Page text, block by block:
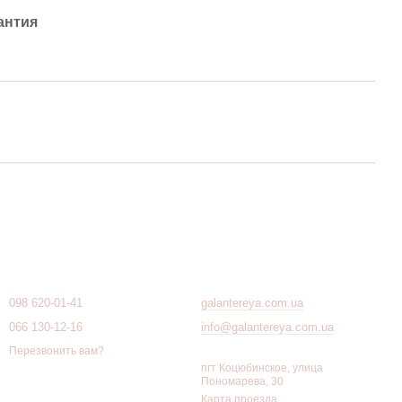
098 620-01-41
066 130-12-16
Перезвонить вам?
galantereya.com.ua
info@galantereya.com.ua
пгт Коцюбинское, улица
Пономарева, 30
Карта проезда